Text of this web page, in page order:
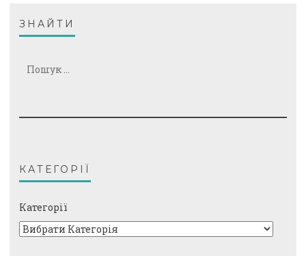
ЗНАЙТИ
КАТЕГОРІЇ
Категорії